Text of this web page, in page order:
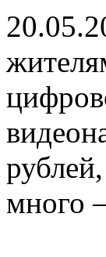
много